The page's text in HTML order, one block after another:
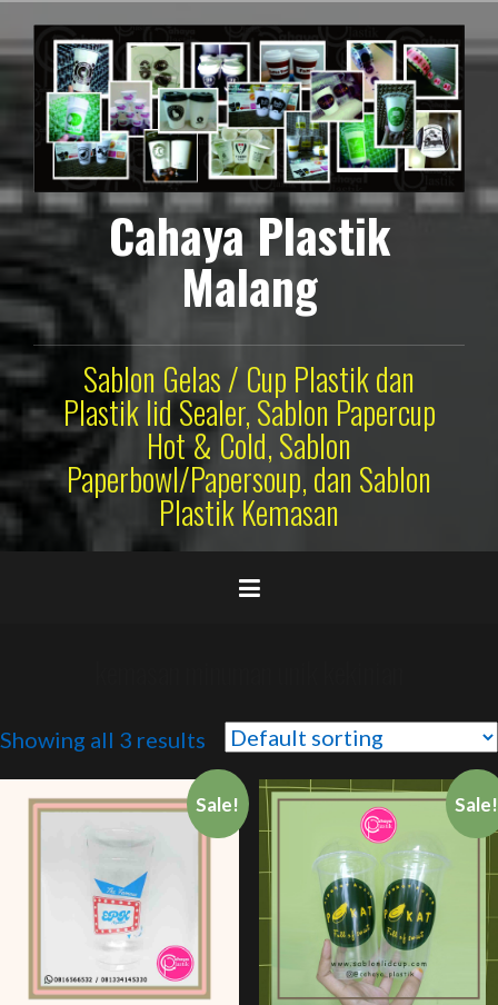
ke
konten
Cahaya Plastik
Malang
Sablon Gelas / Cup Plastik dan
Plastik lid Sealer, Sablon Papercup
Hot & Cold, Sablon
Paperbowl/Papersoup, dan Sablon
Plastik Kemasan
Showing all 3 results
Sale! Sale!